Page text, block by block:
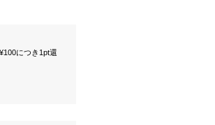
につき1pt還